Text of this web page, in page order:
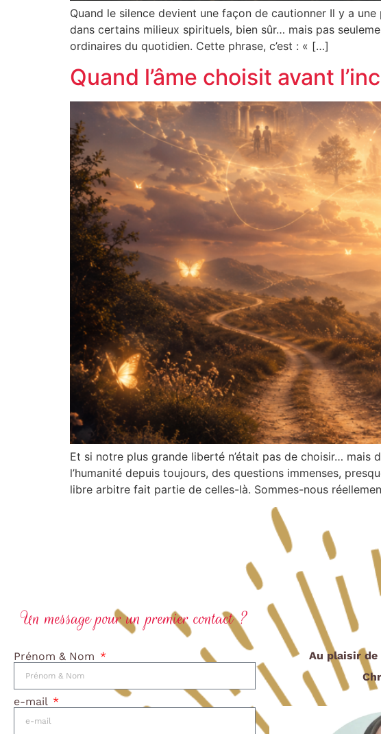
Quand le silence devient une façon de cautionner Il y a
dans certains milieux spirituels, bien sûr… mais pas
ordinaires du quotidien. Cette phrase, c’est : « […]
Quand l’âme choisit avant
Et si notre plus grande liberté n’était pas de choisir… mais
l’humanité depuis toujours, des questions immenses,
libre arbitre fait partie de celles-là. Sommes-nous
Un message pour un premier contact ?
Prénom & Nom
e-mail
Au plaisir